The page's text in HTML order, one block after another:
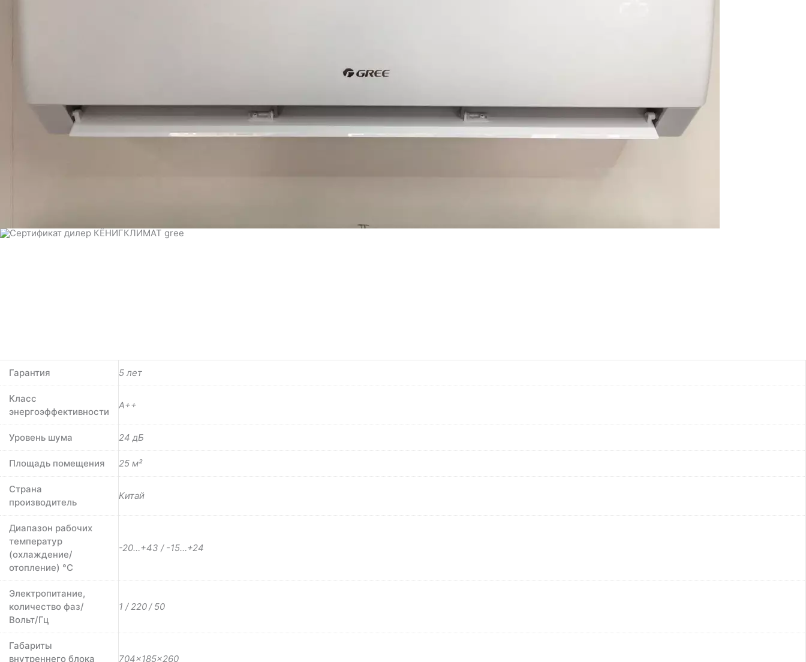
Гарантия 5 лет
Класс
энергоэффективности
A++
Уровень шума 24 дБ
Площадь помещения 25 м²
Страна
производитель
Китай
Диапазон рабочих
температур
(охлаждение/
отопление) °C
-20…+43 / -15…+24
Электропитание,
количество фаз/
Вольт/Гц
1 / 220 / 50
Габариты
внутреннего блока
704×185×260